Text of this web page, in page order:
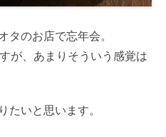
タのお店で忘年会。
が、あまりそういう感覚は
たいと思います。